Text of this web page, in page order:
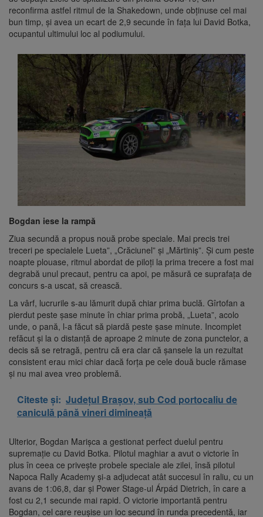
reconfirma astfel ritmul de la Shakedown, unde obținuse cel mai
bun timp, și avea un ecart de 2,9 secunde în fața lui David Botka,
ocupantul ultimului loc al podiumului.
Bogdan iese la rampă
Ziua secundă a propus nouă probe speciale. Mai precis trei
treceri pe specialele Lueta”, „Crăciunel” și „Mărtiniș”. Și cum peste
noapte plouase, ritmul abordat de piloți la prima trecere a fost mai
degrabă unul precaut, pentru ca apoi, pe măsură ce suprafața de
concurs s-a uscat, să crească.
La vârf, lucrurile s-au lămurit după chiar prima buclă. Gîrtofan a
pierdut peste șase minute în chiar prima probă, „Lueta”, acolo
unde, o pană, l-a făcut să piardă peste șase minute. Incomplet
refăcut și la o distanță de aproape 2 minute de zona punctelor, a
decis să se retragă, pentru că era clar că șansele la un rezultat
consistent erau mici chiar dacă forța pe cele două bucle rămase
și nu mai avea vreo problemă.
Citeste și: Județul Brașov, sub Cod portocaliu de
caniculă până vineri dimineață
Ulterior, Bogdan Marișca a gestionat perfect duelul pentru
supremație cu David Botka. Pilotul maghiar a avut o victorie în
plus în ceea ce privește probele speciale ale zilei, însă pilotul
Napoca Rally Academy și-a adjudecat atât succesul în raliu, cu un
avans de 1:06,8, dar și Power Stage-ul Árpád Dietrich, în care a
fost cu 2,1 secunde mai rapid. O victorie importantă pentru
Bogdan, cel care reușise un loc secund în runda precedentă, iar